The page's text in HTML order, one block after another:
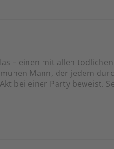
– einen mit allen
Mann, der jedem
bei einer Party beweist.